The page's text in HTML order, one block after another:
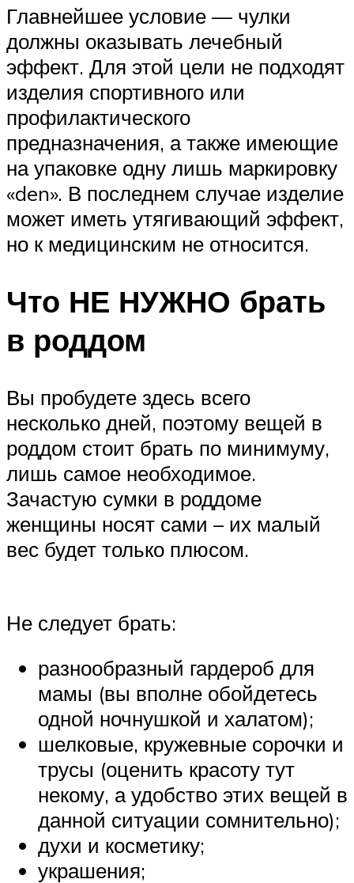
Главнейшее условие — чулки
должны оказывать лечебный
эффект. Для этой цели не подходят
изделия спортивного или
профилактического
предназначения, а также имеющие
на упаковке одну лишь маркировку
«den». В последнем случае изделие
может иметь утягивающий эффект,
но к медицинским не относится.
Что НЕ НУЖНО брать
в роддом
Вы пробудете здесь всего
несколько дней, поэтому вещей в
роддом стоит брать по минимуму,
лишь самое необходимое.
Зачастую сумки в роддоме
женщины носят сами – их малый
вес будет только плюсом.
Не следует брать:
разнообразный гардероб для
мамы (вы вполне обойдетесь
одной ночнушкой и халатом);
шелковые, кружевные сорочки и
трусы (оценить красоту тут
некому, а удобство этих вещей в
данной ситуации сомнительно);
духи и косметику;
украшения;